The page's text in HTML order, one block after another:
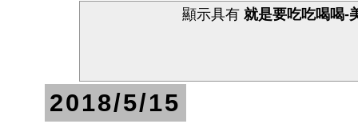
顯示具有 就是要吃吃喝喝-
2018/5/15